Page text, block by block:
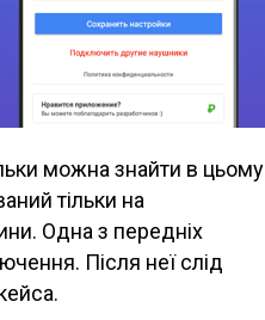
можна знайти в цьому
тільки на
Одна з передніх
Після неї слід